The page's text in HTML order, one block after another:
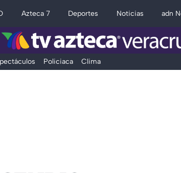
Azteca 7 Deportes Noticias adn
Policiaca Clima